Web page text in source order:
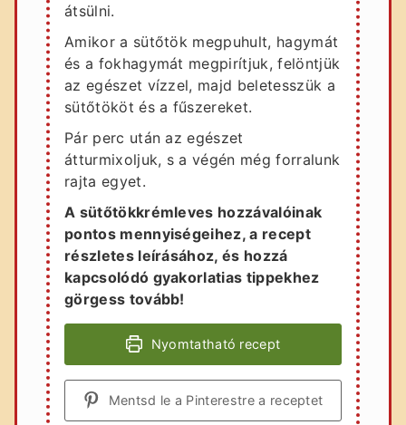
átsülni.
Amikor a sütőtök megpuhult, hagymát
és a fokhagymát megpirítjuk, felöntjük
az egészet vízzel, majd beletesszük a
sütőtököt és a fűszereket.
Pár perc után az egészet
átturmixoljuk, s a végén még forralunk
rajta egyet.
A sütőtökkrémleves hozzávalóinak
pontos mennyiségeihez, a recept
részletes leírásához, és hozzá
kapcsolódó gyakorlatias tippekhez
görgess tovább!
Nyomtatható recept
Mentsd le a Pinterestre a receptet